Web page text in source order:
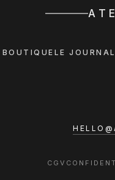
LE JOURNAL
CGV